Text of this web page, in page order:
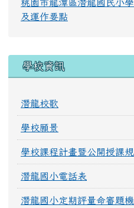
桃園市龍潭區潛龍國民小
及運作要點
學校資訊
潛龍校歌
學校願景
學校課程計畫暨公開授課
潛龍國小電話表
潛龍國小定期評量命審題